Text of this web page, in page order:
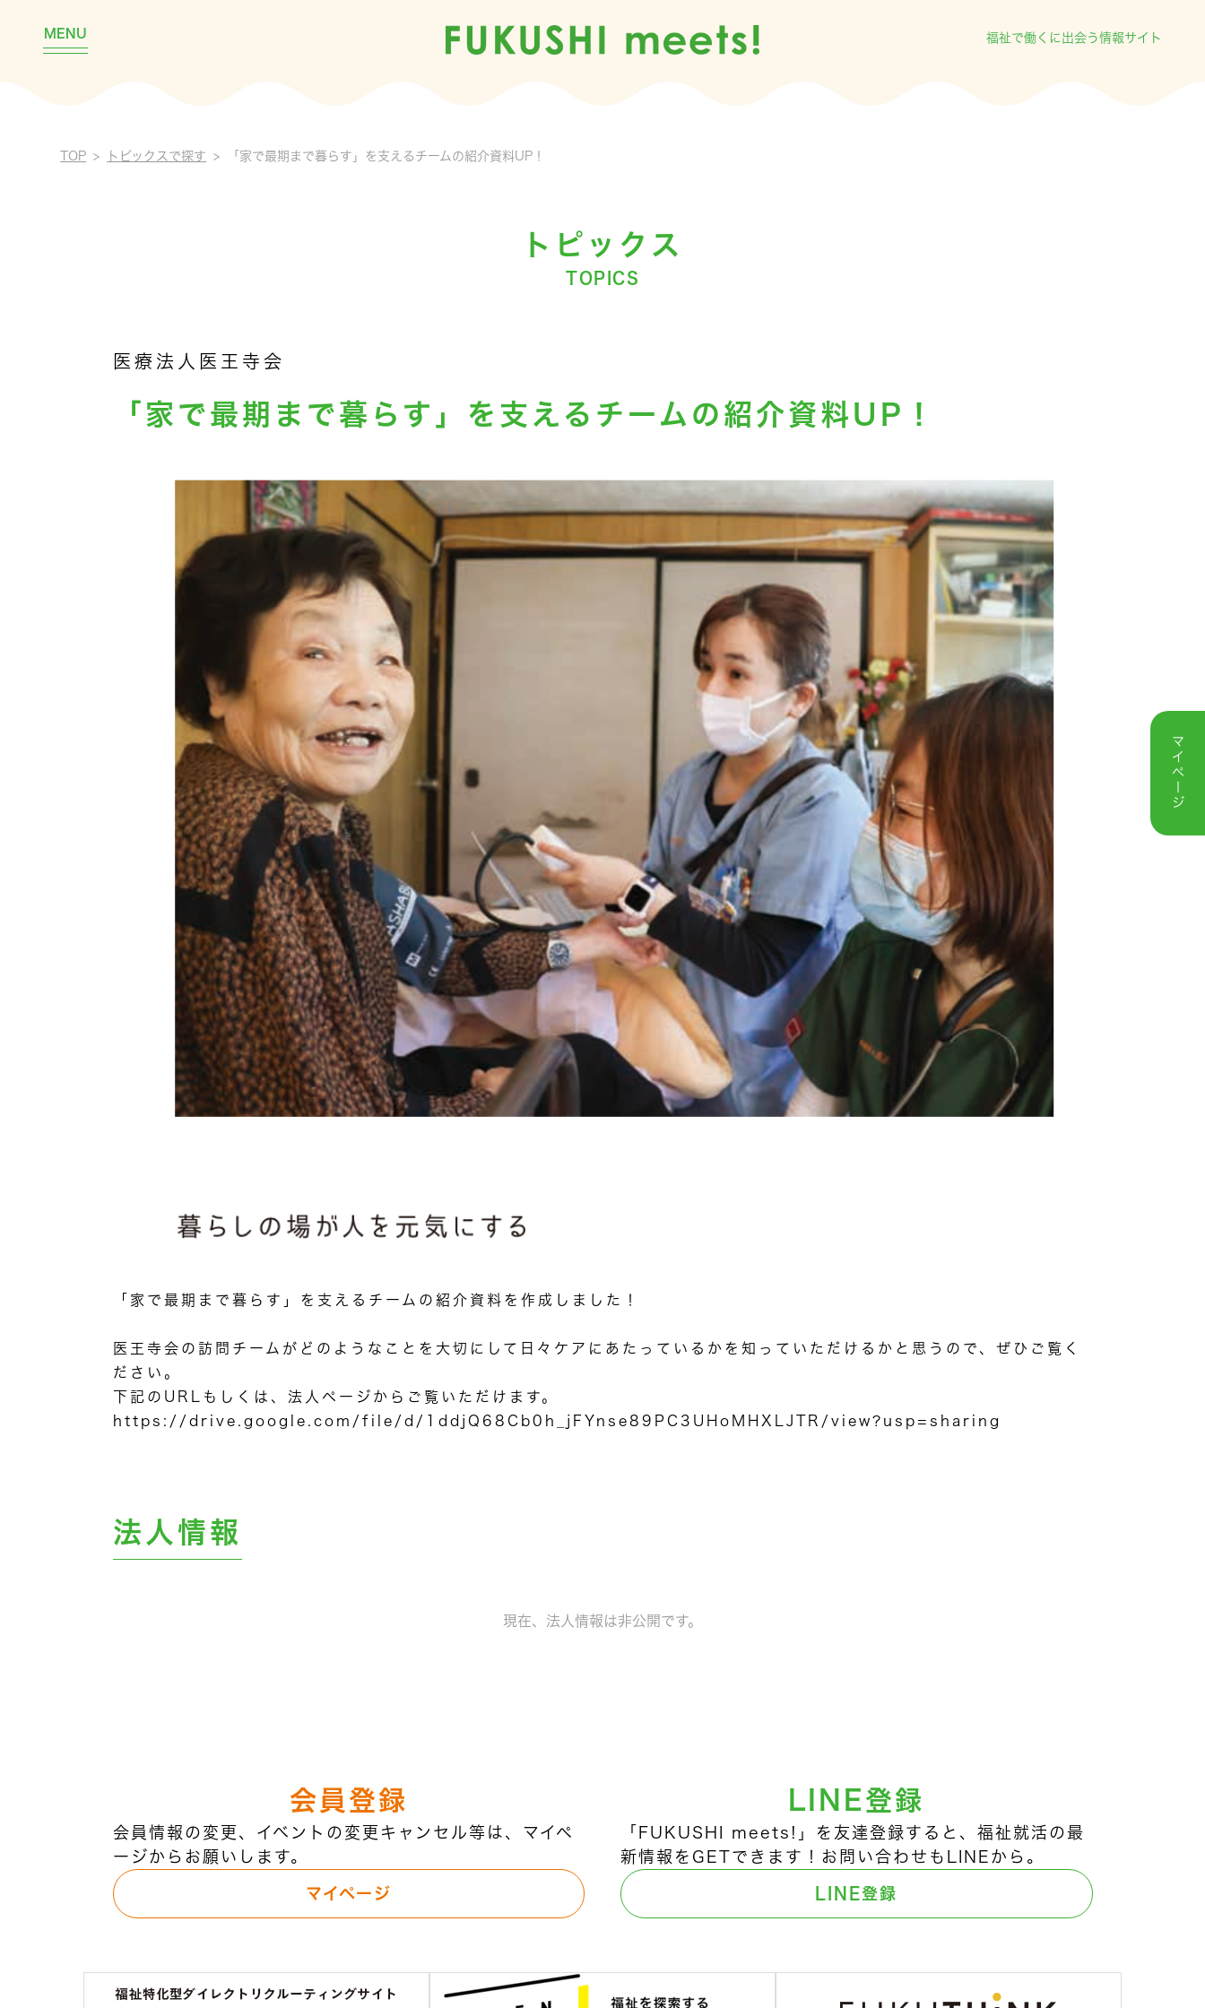
MENU 福祉で働くに出会う情報サイト
TOP トピックスで探す 「家で最期まで暮らす」を支えるチームの紹介資料UP！
トピックス
TOPICS
医療法人医王寺会
「家で最期まで暮らす」を支えるチームの紹介資料UP！
「家で最期まで暮らす」を支えるチームの紹介資料を作成しました！
医王寺会の訪問チームがどのようなことを大切にして日々ケアにあたっているかを知っていただけるかと思うので、ぜひご覧く
ださい。
下記のURLもしくは、法人ページからご覧いただけます。
https://drive.google.com/file/d/1ddjQ68Cb0h_jFYnse89PC3UHoMHXLJTR/view?usp=sharing
法人情報
現在、法人情報は非公開です。
会員登録
会員情報の変更、イベントの変更キャンセル等は、マイペ
ージからお願いします。
マイページ
LINE登録
「FUKUSHI meets!」を友達登録すると、福祉就活の最
新情報をGETできます！お問い合わせもLINEから。
LINE登録
マイページ